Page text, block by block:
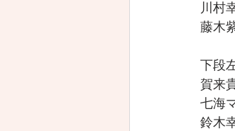
川村
藤木
下段
賀来
七海
鈴木